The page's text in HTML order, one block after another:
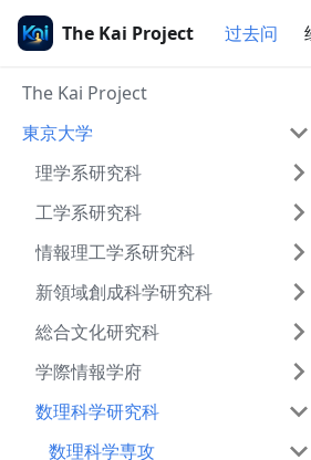
The Kai Project 过去问
The Kai Project
東京大学
理学系研究科
工学系研究科
情報理工学系研究科
新領域創成科学研究科
総合文化研究科
学際情報学府
数理科学研究科
数理科学専攻